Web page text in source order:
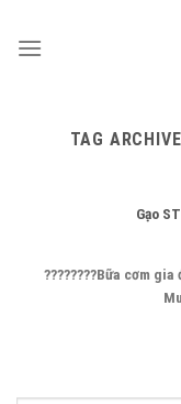
TAG
Gạo
????????Bữa cơm